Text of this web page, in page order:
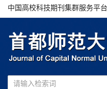
中国高校科技期刊集群服务平台